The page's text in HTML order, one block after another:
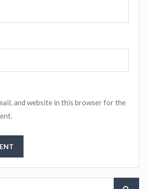
and website in this browser for the